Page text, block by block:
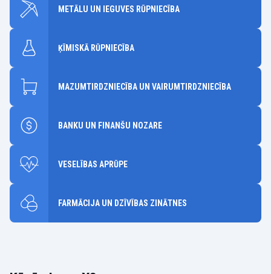
METĀLU UN IEGUVES RŪPNIECĪBA
ĶĪMISKĀ RŪPNIECĪBA
MAZUMTIRDZNIECĪBA UN VAIRUMTIRDZNIECĪBA
BANKU UN FINANŠU NOZARE
VESELĪBAS APRŪPE
FARMĀCIJA UN DZĪVĪBAS ZINĀTNES